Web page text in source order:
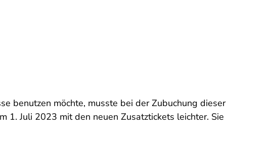
benutzen möchte, musste bei der Zubuchung dieser
1. Juli 2023 mit den neuen Zusatztickets leichter. Sie